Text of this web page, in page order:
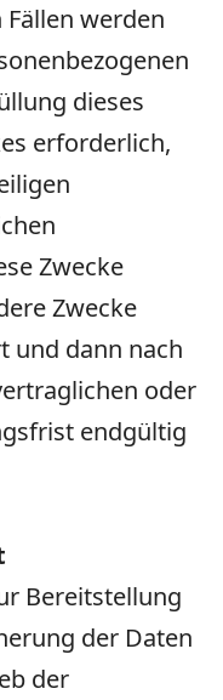
werden
dieses
erforderlich,
Zwecke
Zwecke
und dann nach
oder
endgültig
Bereitstellung
der Daten
der